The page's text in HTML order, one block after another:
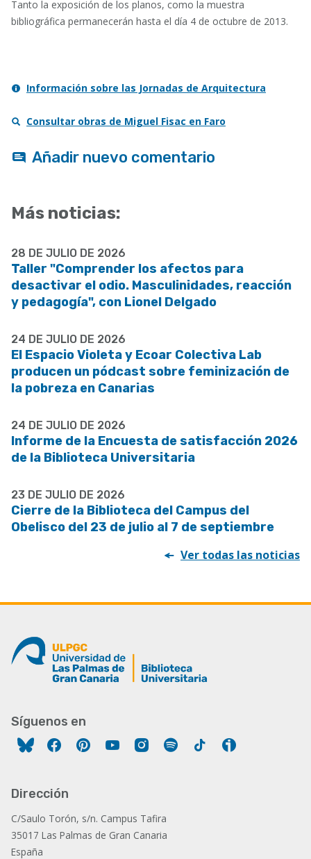
Tanto la exposición de los planos, como la muestra
bibliográfica permanecerán hasta el día 4 de octubre de 2013.
Información sobre las Jornadas de Arquitectura
Consultar obras de Miguel Fisac en Faro
Añadir nuevo comentario
Más noticias:
28 DE JULIO DE 2026
Taller "Comprender los afectos para
desactivar el odio. Masculinidades, reacción
y pedagogía", con Lionel Delgado
24 DE JULIO DE 2026
El Espacio Violeta y Ecoar Colectiva Lab
producen un pódcast sobre feminización de
la pobreza en Canarias
24 DE JULIO DE 2026
Informe de la Encuesta de satisfacción 2026
de la Biblioteca Universitaria
23 DE JULIO DE 2026
Cierre de la Biblioteca del Campus del
Obelisco del 23 de julio al 7 de septiembre
Ver todas las noticias
Síguenos en
FacebookPinterestYouTubeInstagram
Spotify Tiktok
Dirección
C/Saulo Torón, s/n. Campus Tafira
35017 Las Palmas de Gran Canaria
España